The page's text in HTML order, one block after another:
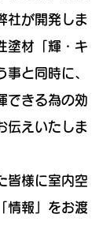
社が開発しま
塗材「輝・キ
事と同時に、
できる為の効
伝えいたしま
皆様に室内空
情報」をお渡